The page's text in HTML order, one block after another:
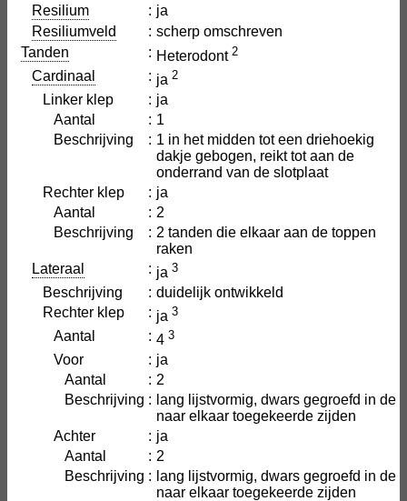
Resilium
: ja
Resiliumveld
: scherp omschreven
Tanden
: Heterodont 2
Cardinaal : ja 2
Linker klep : ja
Aantal
: 1
Beschrijving
: 1 in het midden tot een driehoekig
dakje gebogen, reikt tot aan de
onderrand van de slotplaat
Rechter klep
: ja
Aantal
: 2
Beschrijving
: 2 tanden die elkaar aan de toppen
raken
Lateraal
: ja 3
Beschrijving : duidelijk ontwikkeld
Rechter klep
: ja 3
Aantal : 4 3
Voor : ja
Aantal
: 2
Beschrijving : lang lijstvormig, dwars gegroefd in de
naar elkaar toegekeerde zijden
Achter
: ja
Aantal
: 2
Beschrijving : lang lijstvormig, dwars gegroefd in de
naar elkaar toegekeerde zijden